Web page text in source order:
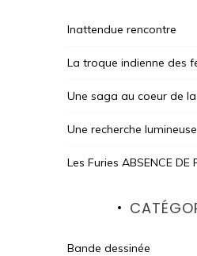
Inattendue rencontre
La troque indienne des
Une saga au coeur de
Une recherche lumineuse
Les Furies ABSENCE DE
Bande dessinée